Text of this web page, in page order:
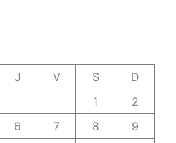
J V S
D
1
2
6 7 8
9